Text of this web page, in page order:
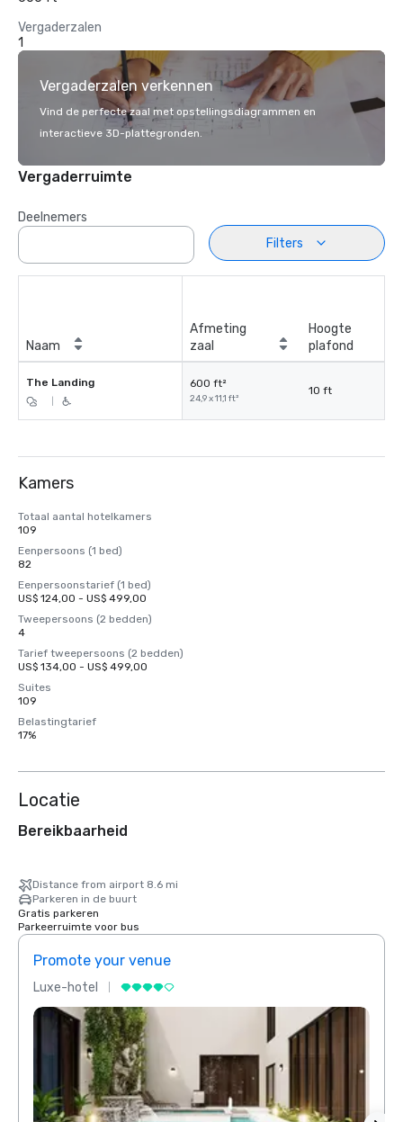
Vergaderzalen
1
Vergaderzalen verkennen
Vind de perfecte zaal met opstellingsdiagrammen en
interactieve 3D-plattegronden.
Vergaderruimte
Deelnemers
Filters
Naam
Afmeting
zaal
Hoogte
plafond
The Landing 600 ft²
24,9 x 11,1 ft²
10 ft
Kamers
Totaal aantal hotelkamers
109
Eenpersoons (1 bed)
82
Eenpersoonstarief (1 bed)
US$ 124,00 - US$ 499,00
Tweepersoons (2 bedden)
4
Tarief tweepersoons (2 bedden)
US$ 134,00 - US$ 499,00
Suites
109
Belastingtarief
17%
Locatie
Bereikbaarheid
Distance from airport 8.6 mi
Parkeren in de buurt
Gratis parkeren
Parkeerruimte voor bus
Promote your venue
Luxe-hotel